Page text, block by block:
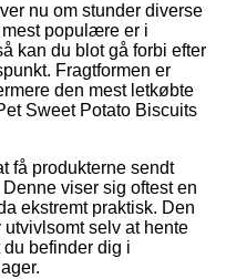
nu om stunder diverse
populære er i
kan du blot gå forbi efter
Fragtformen er
den mest letkøbte
Sweet Potato Biscuits
få produkterne sendt
viser sig oftest en
ekstremt praktisk. Den
selv at hente
befinder dig i